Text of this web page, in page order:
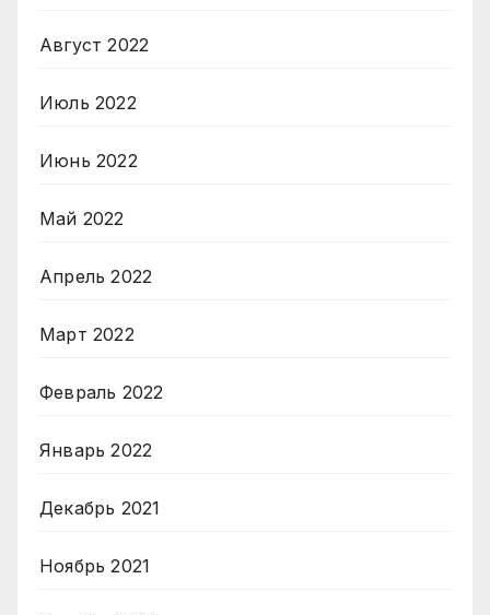
Август 2022
Июль 2022
Июнь 2022
Май 2022
Апрель 2022
Март 2022
Февраль 2022
Январь 2022
Декабрь 2021
Ноябрь 2021